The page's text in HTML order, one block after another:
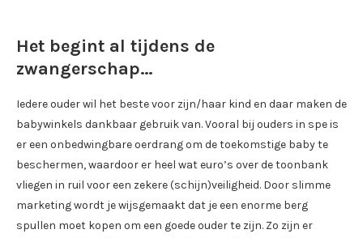
Het begint al tijdens de
zwangerschap…
Iedere ouder wil het beste voor zijn/haar kind en daar maken de
babywinkels dankbaar gebruik van. Vooral bij ouders in spe is
er een onbedwingbare oerdrang om de toekomstige baby te
beschermen, waardoor er heel wat euro’s over de toonbank
vliegen in ruil voor een zekere (schijn)veiligheid. Door slimme
marketing wordt je wijsgemaakt dat je een enorme berg
spullen moet kopen om een goede ouder te zijn. Zo zijn er